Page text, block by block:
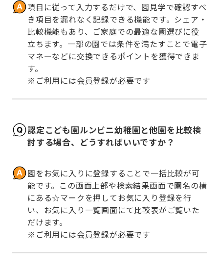
項目に従って入力するだけで、園見学で確認すべ
き項目を漏れなく記録できる機能です。シェア・
比較機能もあり、ご家庭での最適な園選びに役
立ちます。一部の園では条件を満たすことで電子
マネーなどに交換できるポイントを獲得できま
す。
※ご利用には会員登録が必要です
認定こども園ルンビニ幼稚園と他園を比較検
討する場合、どうすればいいですか？
園をお気に入りに登録することで一括比較が可
能です。この画面上部や検索結果画面で園名の横
にある☆マークを押してお気に入り登録を行
い、お気に入り一覧画面にて比較表がご覧いた
だけます。
※ご利用には会員登録が必要です